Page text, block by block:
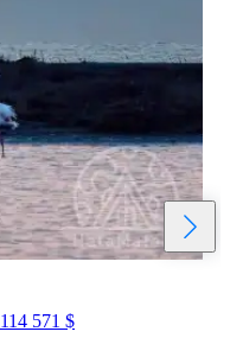
114 571 $